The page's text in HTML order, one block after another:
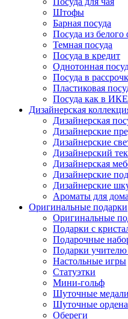
Штофы
Барная посуда
Посуда из белого
Темная посуда
Посуда в кредит
Однотонная
Посуда в
Пластиковая
Посуда как в
Дизайнерская
Дизайнерская
Дизайнерские
Дизайнерские
Дизайнерский
Дизайнерская
Дизайнерские
Дизайнерские
Ароматы для дома
Оригинальные подарки
Оригинальные
Подарки с
Подарочные
Подарки
Настольные игры
Статуэтки
Мини-гольф
Шуточные медали
Шуточные ордена
Обереги